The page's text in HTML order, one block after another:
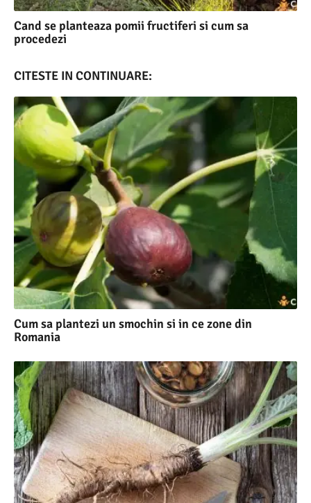
Cand se planteaza pomii fructiferi si cum sa
procedezi
CITESTE IN CONTINUARE:
Cum sa plantezi un smochin si in ce zone din
Romania